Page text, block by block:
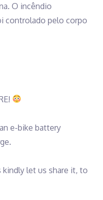
O incêndio
controlado pelo corpo
e-bike battery
let us share it, to